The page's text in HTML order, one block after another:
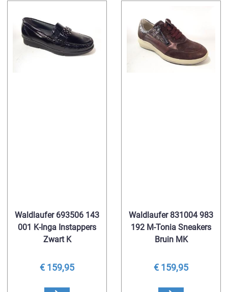
Waldlaufer 693506 143
001 K-Inga Instappers
Zwart K
€ 159,95
Waldlaufer 831004 983
192 M-Tonia Sneakers
Bruin MK
€ 159,95